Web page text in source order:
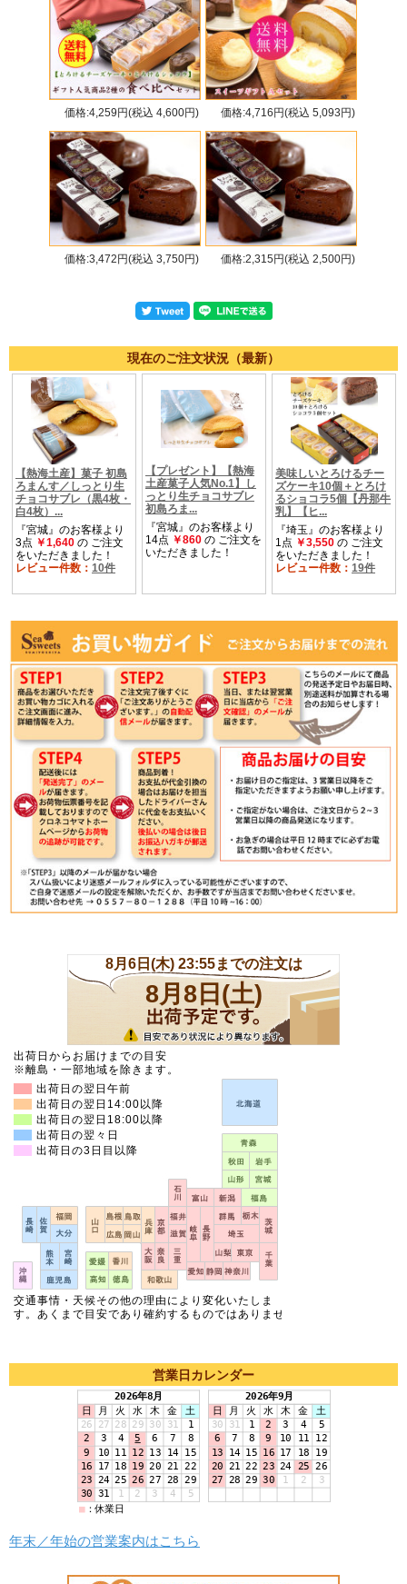
価格:4,259円(税込 4,600円) 価格:4,716円(税込 5,093円)
価格:3,472円(税込 3,750円) 価格:2,315円(税込 2,500円)
現在のご注文状況（最新）
営業日カレンダー
年末／年始の営業案内はこちら